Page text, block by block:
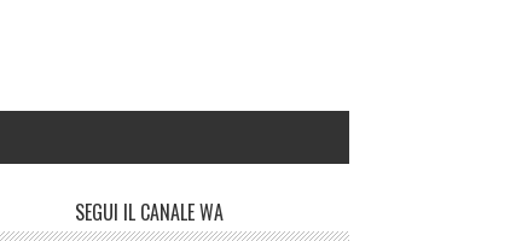
SEGUI IL CANALE WA